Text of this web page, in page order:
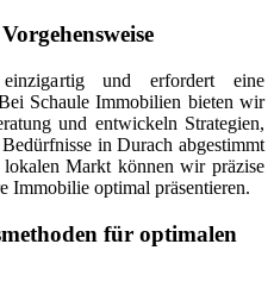
und erfordert eine
Schaule Immobilien bieten wir
und entwickeln Strategien,
in Durach abgestimmt
Markt können wir präzise
Immobilie optimal präsentieren.
für optimalen